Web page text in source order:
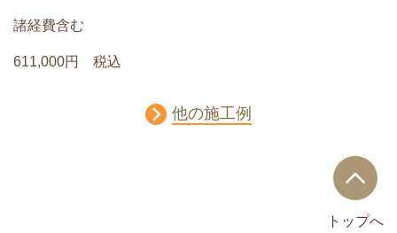
諸経費含む
611,000円 税込
他の施工例
トップへ